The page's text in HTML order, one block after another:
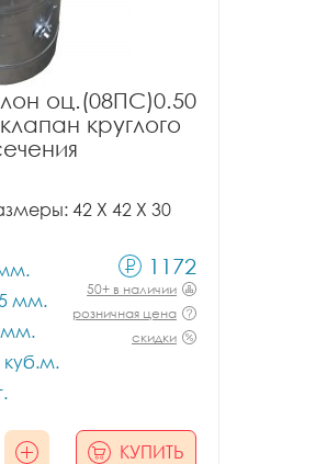
оц.(08ПС)0.50
круглого
42 X 42 X 30
мм.
мм.
1172
50+ в наличии
розничная цена
скидки
КУПИТЬ